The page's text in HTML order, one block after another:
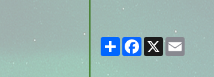
PartagerFacebook
X Email